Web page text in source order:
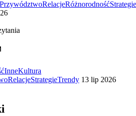
PrzywództwoRelacjeRóżnorodnośćStrategie
InneKultura
RelacjeStrategieTrendy 13 lip 2026